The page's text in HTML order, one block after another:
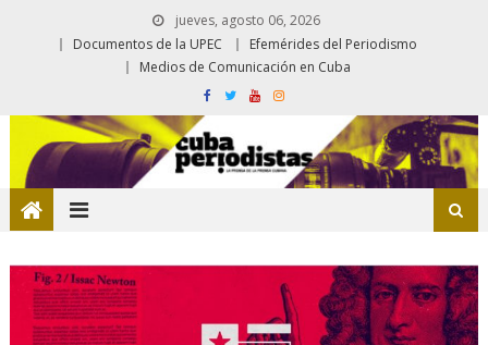
jueves, agosto 06, 2026
Documentos de la UPEC
Efemérides del Periodismo
Medios de Comunicación en Cuba